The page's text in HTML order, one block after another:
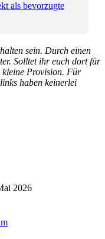
als bevorzugte
sein. Durch einen
Solltet ihr euch dort für
kleine Provision. Für
haben keinerlei
2026